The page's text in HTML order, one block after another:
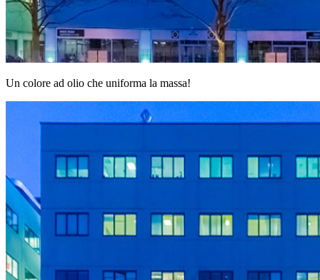
Un colore ad olio che uniforma la massa!